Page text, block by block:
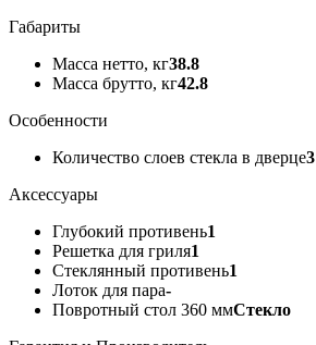
Габариты
Масса нетто, кг38.8
Масса брутто, кг42.8
Особенности
Количество слоев стекла в дверце3
Аксессуары
Глубокий противень1
Решетка для гриля1
Стеклянный противень1
Лоток для пара-
Повротный стол 360 ммСтекло